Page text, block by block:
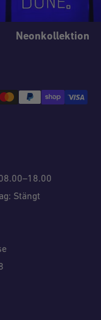
Neonkollektion
Stängt